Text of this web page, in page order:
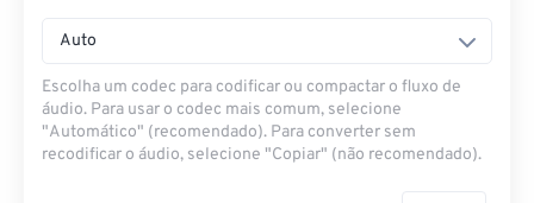
Auto
Escolha um codec para codificar ou compactar o fluxo de
áudio. Para usar o codec mais comum, selecione
"Automático" (recomendado). Para converter sem
recodificar o áudio, selecione "Copiar" (não recomendado).